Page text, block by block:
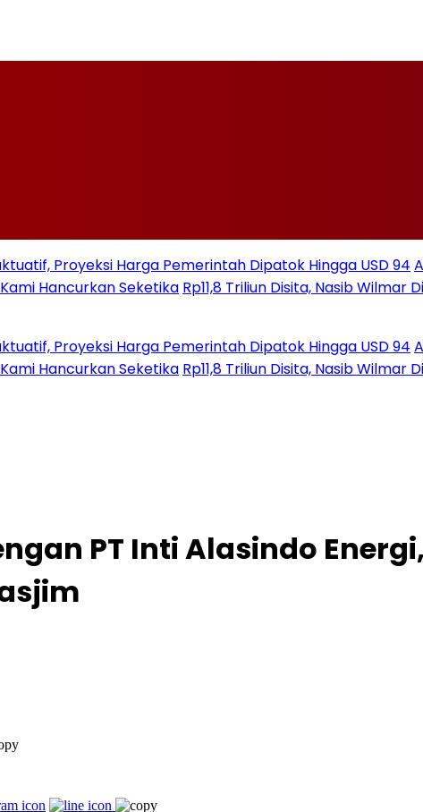
Proyeksi Harga Pemerintah Dipatok Hingga USD 94Alsintan
SeketikaRp11,8 Triliun Disita, Nasib Wilmar
Proyeksi Harga Pemerintah Dipatok Hingga USD 94Alsintan
SeketikaRp11,8 Triliun Disita, Nasib Wilmar
PT Inti Alasindo